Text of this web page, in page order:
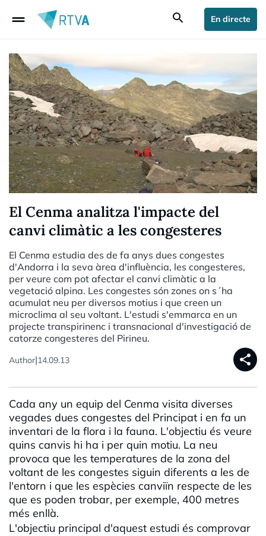
drag_handle search En directe
El Cenma analitza l'impacte del
canvi climàtic a les congesteres
El Cenma estudia des de fa anys dues congestes
d'Andorra i la seva àrea d'influència, les congesteres,
per veure com pot afectar el canvi climàtic a la
vegetació alpina. Les congestes són zones on s´ha
acumulat neu per diversos motius i que creen un
microclima al seu voltant. L'estudi s'emmarca en un
projecte transpirinenc i transnacional d'investigació de
catorze congesteres del Pirineu.
Author|14.09.13 share
Cada any un equip del Cenma visita diverses
vegades dues congestes del Principat i en fa un
inventari de la flora i la fauna. L'objectiu és veure
quins canvis hi ha i per quin motiu. La neu
provoca que les temperatures de la zona del
voltant de les congestes siguin diferents a les de
l'entorn i que les espècies canviïn respecte de les
que es poden trobar, per exemple, 400 metres
més enllà.
L'objectiu principal d'aquest estudi és comprovar